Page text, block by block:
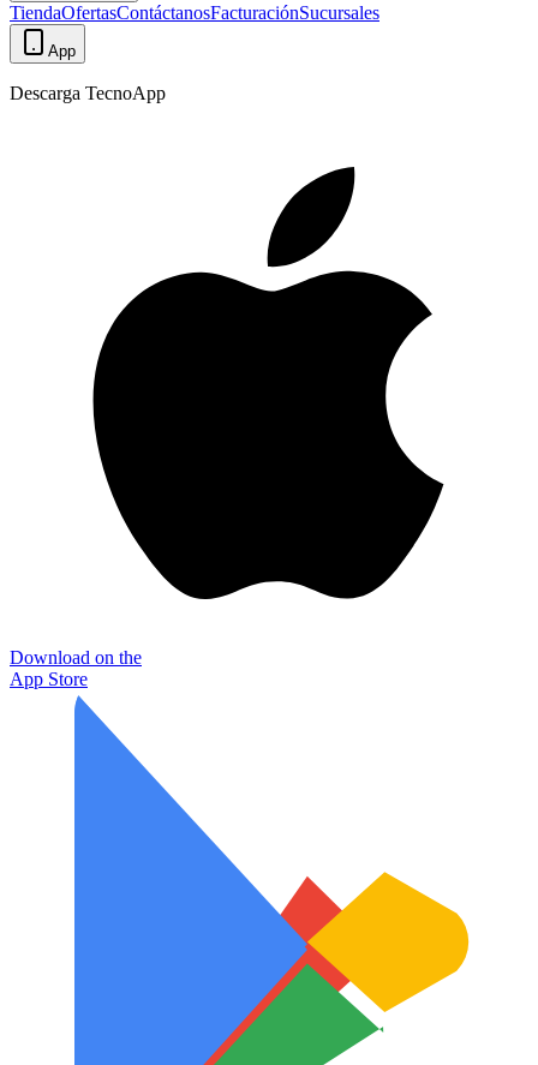
TiendaOfertasContáctanosFacturaciónSucursales
App
Descarga TecnoApp
Download on the
App Store